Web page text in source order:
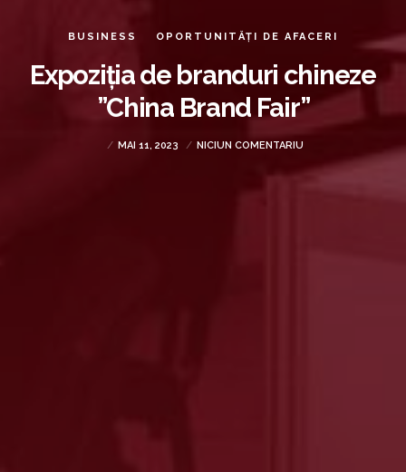
BUSINESS OPORTUNITĂȚI DE AFACERI
Expoziția de branduri chineze
”China Brand Fair”
MAI 11, 2023 NICIUN COMENTARIU